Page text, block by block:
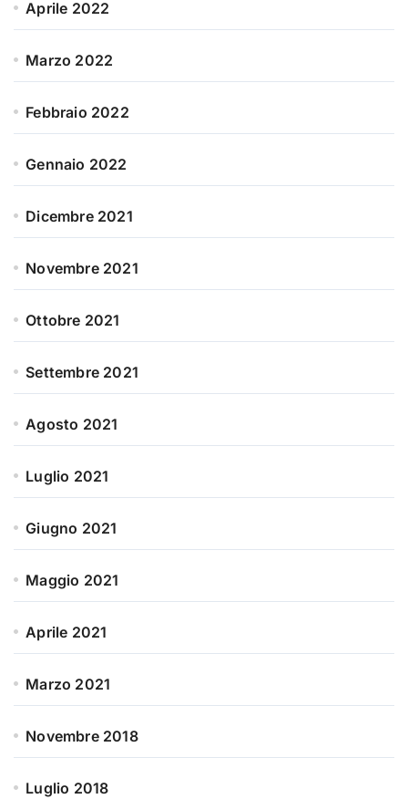
Aprile 2022
Marzo 2022
Febbraio 2022
Gennaio 2022
Dicembre 2021
Novembre 2021
Ottobre 2021
Settembre 2021
Agosto 2021
Luglio 2021
Giugno 2021
Maggio 2021
Aprile 2021
Marzo 2021
Novembre 2018
Luglio 2018